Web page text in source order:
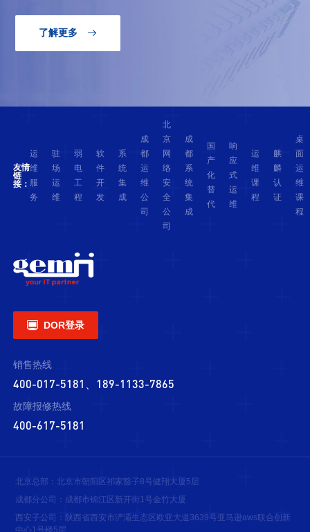
了解更多 
友情
链
接：
运
维
服
务
驻
场
运
维
弱
电
工
程
软
件
开
发
系
统
集
成
成
都
运
维
公
司
北
京
网
络
安
全
公
司
成
都
系
统
集
成
国
产
化
替
代
响
应
式
运
维
运
维
课
程
麒
麟
认
证
桌
面
运
维
课
程
 DOR登录
销售热线
400-017-5181、189-1133-7865
故障报修热线
400-617-5181
北京总部：北京市朝阳区祁家豁子8号健翔大厦5层
成都分公司：成都市锦江区新开街1号金竹大厦
西安子公司：陕西省西安市浐灞生态区欧亚大道3639号亚马逊aws联合创新
中心1号楼5层